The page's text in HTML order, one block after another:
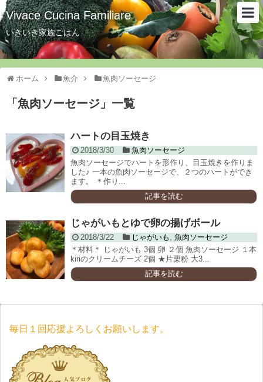
Vivace Cucina Familiare
いきいき家族ごはん
ホーム 魚介 魚肉ソーセージ
「 魚肉ソーセージ 」 一覧
ハートの目玉焼き
2018/3/30
魚肉ソーセージ
魚肉ソーセージでハートを形作り、目玉焼きを作りま
した♪ 一本の魚肉ソーセージで、２つのハートができ
ます。 ＊作り...
記事を読む
じゃがいもとゆで卵の揚げボール
2018/3/22 じゃがいも , 魚肉ソーセージ
＊材料＊ じゃがいも 3個 卵 ２個 魚肉ソーセージ １本
kiriのクリームチーズ 2個 ★片栗粉 大3...
記事を読む
毎日１回応援よろしくお願いします。